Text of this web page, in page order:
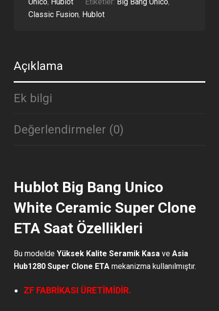
Classic Fusion, Hublot
Açıklama
Ek bilgi
Değerlendirmeler (0)
Hublot Big Bang Unico
White Ceramic Super Clone
ETA Saat Özellikleri
Bu modeldeYüksek Kalite Seramik Kasa veAsia
Hub1280 Super Clone ETA mekanizma kullanılmıştır.
ZF FABRİKASI ÜRETİMİDİR.